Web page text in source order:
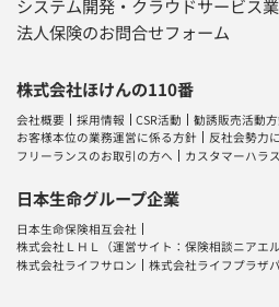
会社概要 採用情報 CSR活動
勧誘販売活動方
お客様本位の業務運営に係る方針
反社会勢力
フリーランスのお取引の方へ
カスタマーハラ
日本生命グループ企業
日本生命保険相互会社
株式会社ＬＨＬ（運営サイト：保険相談ニアエ
株式会社ライフサロン
株式会社ライフプラザ
サイトマップ
情報セキュリティポリシー
プ